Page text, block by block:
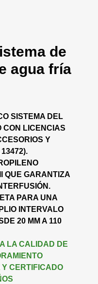
de
agua fría
SISTEMA DEL
CON LICENCIAS
Y
QUE GARANTIZA
PARA UNA
INTERVALO
20 MM A 110
LA CALIDAD DE
Y CERTIFICADO